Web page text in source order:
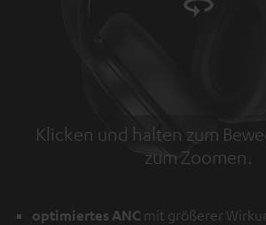
Klicken und halten zum
zum Zoomen.
Tap to zoom
optimiertes ANC mit größerer